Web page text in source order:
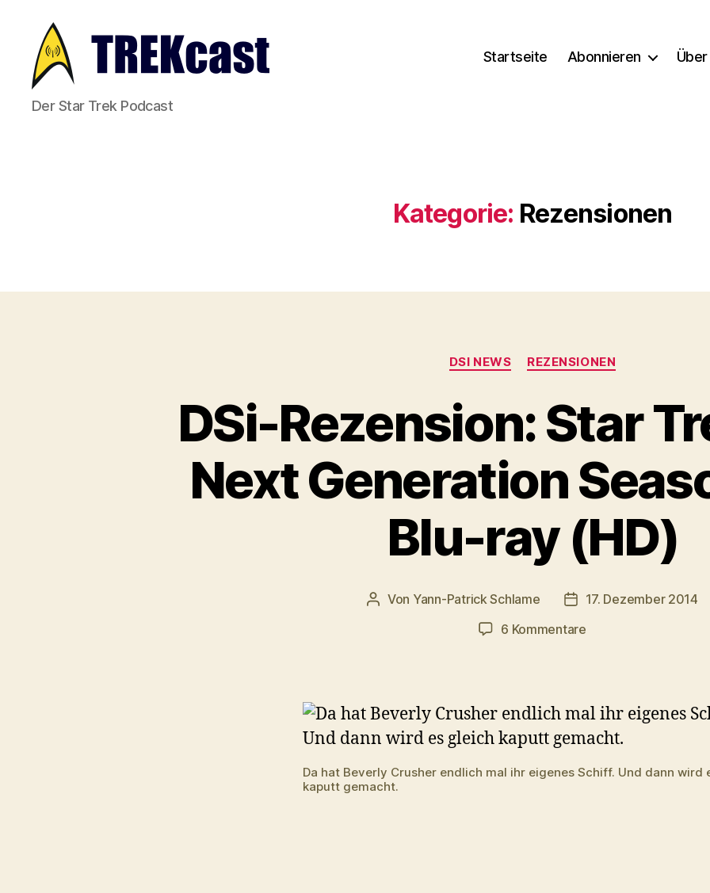
Trekcast
Der Star Trek Podcast
Startseite Abonnieren
Kategorie: Rezensionen
Kategorien
DSI NEWS REZENSIONEN
DSi-Rezension: Star
Next Generation
Blu-ray (HD)
Beitragsautor
Von Yann-Patrick Schlame Veröffentlichungsdatum
17. Dezember 2014
6 Kommentarezu
Trek
–
The
Generation
Da hat Beverly Crusher endlich mal ihr eigenes Schiff. Und dann wird
kaputt gemacht.